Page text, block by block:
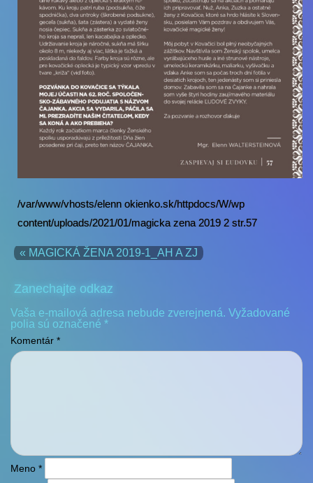
/var/www/vhosts/elenn okienko.sk/httpdocs/W/wp
content/uploads/2021/01/magicka zena 2019 2 str.57
« MAGICKÁ ŽENA 2019-1_AH A ZJ
Zanechajte odkaz
Vaša e-mailová adresa nebude zverejnená. Vyžadované
polia sú označené *
Komentár *
Meno *